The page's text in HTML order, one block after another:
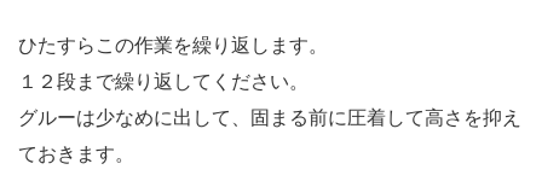
ひたすらこの作業を繰り返します。
１２段まで繰り返してください。
グルーは少なめに出して、固まる前に圧着して高さを抑え
ておきます。